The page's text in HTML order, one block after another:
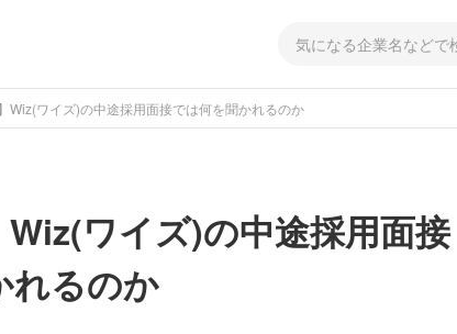
Wiz(ワイズ)の中途採用面接では何を聞かれるのか
Wiz(ワイズ)の中途採用面接
れるのか